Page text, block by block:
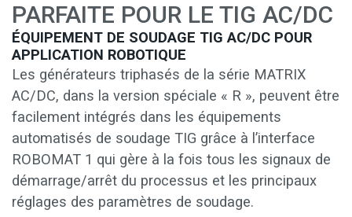
PARFAITE POUR LE TIG AC/DC
ÉQUIPEMENT DE SOUDAGE TIG AC/DC POUR
APPLICATION ROBOTIQUE
Les générateurs triphasés de la série MATRIX
AC/DC, dans la version spéciale « R », peuvent être
facilement intégrés dans les équipements
automatisés de soudage TIG grâce à l’interface
ROBOMAT 1 qui gère à la fois tous les signaux de
démarrage/arrêt du processus et les principaux
réglages des paramètres de soudage.